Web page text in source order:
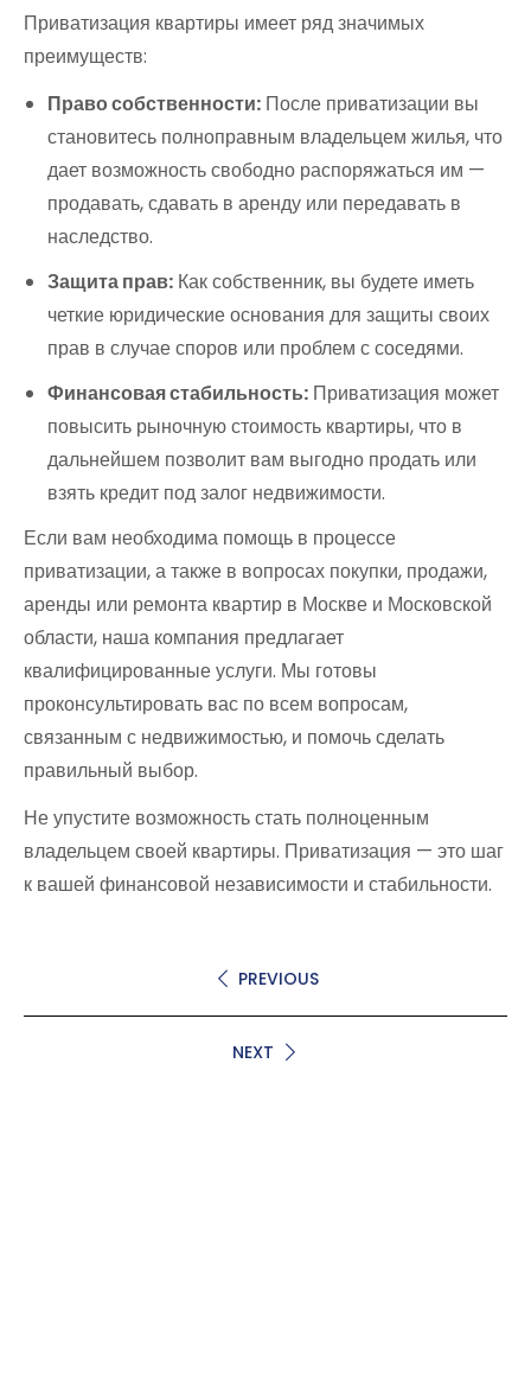
Приватизация квартиры имеет ряд значимых
преимуществ:
Право собственности: После приватизации вы
становитесь полноправным владельцем жилья, что
дает возможность свободно распоряжаться им —
продавать, сдавать в аренду или передавать в
наследство.
Защита прав: Как собственник, вы будете иметь
четкие юридические основания для защиты своих
прав в случае споров или проблем с соседями.
Финансовая стабильность: Приватизация может
повысить рыночную стоимость квартиры, что в
дальнейшем позволит вам выгодно продать или
взять кредит под залог недвижимости.
Если вам необходима помощь в процессе
приватизации, а также в вопросах покупки, продажи,
аренды или ремонта квартир в Москве и Московской
области, наша компания предлагает
квалифицированные услуги. Мы готовы
проконсультировать вас по всем вопросам,
связанным с недвижимостью, и помочь сделать
правильный выбор.
Не упустите возможность стать полноценным
владельцем своей квартиры. Приватизация — это шаг
к вашей финансовой независимости и стабильности.
PREVIOUS
NEXT